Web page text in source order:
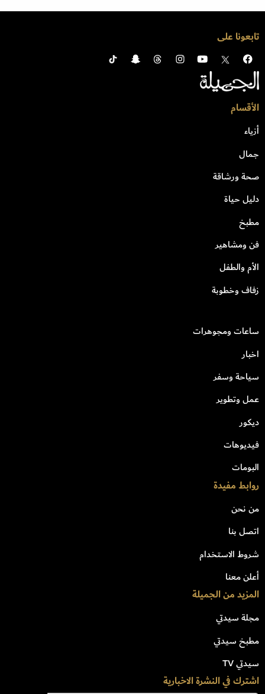
تابعونا على
الأقسام
أزياء
جمال
صحة ورشاقة
دليل حياة
مطبخ
فن ومشاهير
الأم والطفل
زفاف وخطوبة
ساعات ومجوهرات
اخبار
سياحة وسفر
عمل وتطوير
ديكور
فيديوهات
البومات
روابط مفيدة
من نحن
اتصل بنا
شروط الاستخدام
أعلن معنا
المزيد من الجميلة
مجلة سيدتي
مطبخ سيدتي
سيدتي TV
اشترك في النشرة الاخبارية